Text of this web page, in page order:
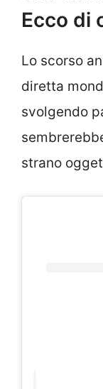
Ecco di
Lo scorso
diretta
svolgendo
strano